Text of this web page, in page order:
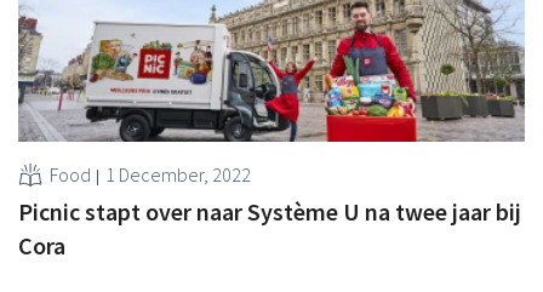
Food 1 December, 2022
Picnic stapt over naar Système U na twee jaar bij
Cora